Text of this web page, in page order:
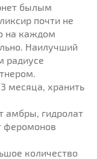
былым
почти не
на каждом
Наилучший
радиусе
месяца, хранить
амбры, гидролат
феромонов
количество